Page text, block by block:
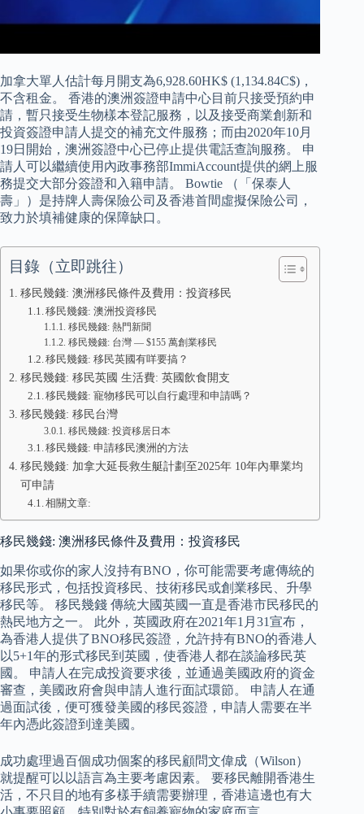
加拿大單人估計每月開支為6,928.60HK$ (1,134.84C$)，
不含租金。 香港的澳洲簽證申請中心目前只接受預約申
請，暫只接受生物樣本登記服務，以及接受商業創新和
投資簽證申請人提交的補充文件服務；而由2020年10月
19日開始，澳洲簽證中心已停止提供電話查詢服務。 申
請人可以繼續使用內政事務部ImmiAccount提供的網上服
務提交大部分簽證和入籍申請。 Bowtie （「保泰人
壽」）是持牌人壽保險公司及香港首間虛擬保險公司，
致力於填補健康的保障缺口。
目錄（立即跳往）
移民幾錢: 澳洲移民條件及費用：投資移民
移民幾錢: 澳洲投資移民
移民幾錢: 熱門新聞
移民幾錢: 台灣 — $155 萬創業移民
移民幾錢: 移民英國有咩要搞？
移民幾錢: 移民英國 生活費: 英國飲食開支
移民幾錢: 寵物移民可以自行處理和申請嗎？
移民幾錢: 移民台灣
移民幾錢: 投資移居日本
移民幾錢: 申請移民澳洲的方法
移民幾錢: 加拿大延長救生艇計劃至2025年 10年內畢業均
可申請
相關文章:
移民幾錢: 澳洲移民條件及費用：投資移民
如果你或你的家人沒持有BNO，你可能需要考慮傳統的
移民形式，包括投資移民、技術移民或創業移民、升學
移民等。 移民幾錢 傳統大國英國一直是香港市民移民的
熱民地方之一。 此外，英國政府在2021年1月31宣布，
為香港人提供了BNO移民簽證，允許持有BNO的香港人
以5+1年的形式移民到英國，使香港人都在談論移民英
國。 申請人在完成投資要求後，並通過美國政府的資金
審查，美國政府會與申請人進行面試環節。 申請人在通
過面試後，便可獲發美國的移民簽證，申請人需要在半
年內憑此簽證到達美國。
成功處理過百個成功個案的移民顧問文偉成（Wilson）
就提醒可以以語言為主要考慮因素。 要移民離開香港生
活，不只目的地有多樣手續需要辦理，香港這邊也有大